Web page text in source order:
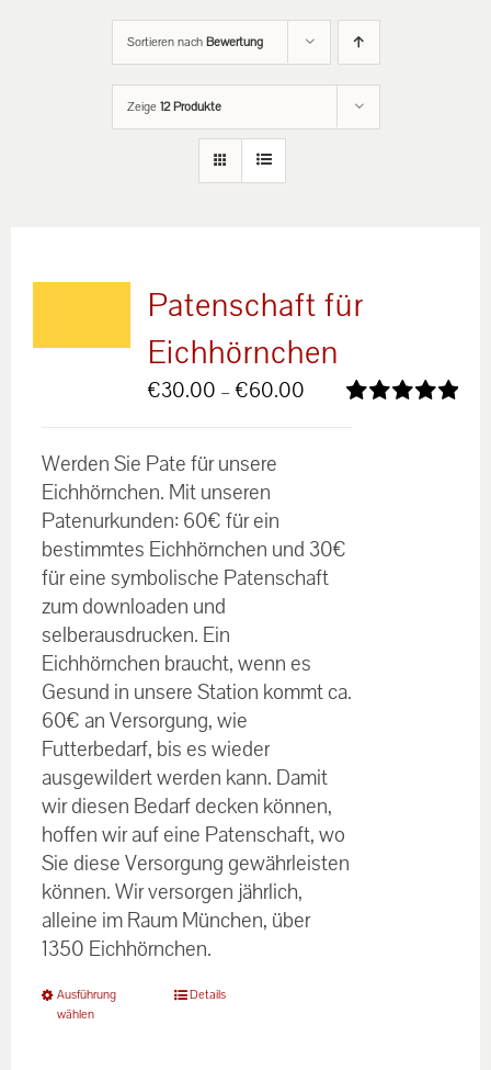
Sortieren nach Bewertung
Zeige 12 Produkte
Patenschaft für
Eichhörnchen
€30.00 –€60.00Preisspanne:
Werden Sie Pate für unsere
Eichhörnchen. Mit unseren
Patenurkunden: 60€ für ein
bestimmtes Eichhörnchen und 30€
für eine symbolische Patenschaft
zum downloaden und
selberausdrucken. Ein
Eichhörnchen braucht, wenn es
Gesund in unsere Station kommt ca.
60€ an Versorgung, wie
Futterbedarf, bis es wieder
ausgewildert werden kann. Damit
wir diesen Bedarf decken können,
hoffen wir auf eine Patenschaft, wo
Sie diese Versorgung gewährleisten
können. Wir versorgen jährlich,
alleine im Raum München, über
1350 Eichhörnchen.
Ausführung
wählen
Dieses
Details